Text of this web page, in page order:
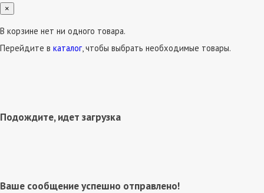
×
В корзине нет ни одного товара.
Перейдите в каталог, чтобы выбрать необходимые товары.
Подождите, идет загрузка
Ваше сообщение успешно отправлено!